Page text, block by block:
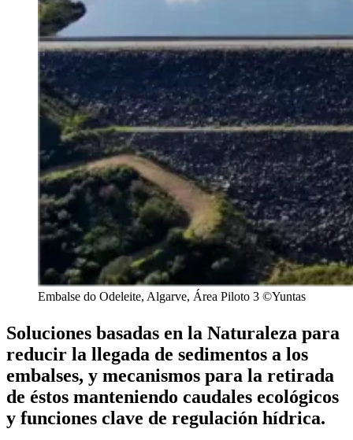
Embalse do Odeleite, Algarve, Área Piloto 3 ©Yuntas
Soluciones basadas en la Naturaleza para
reducir la llegada de sedimentos a los
embalses, y mecanismos para la retirada
de éstos manteniendo caudales ecológicos
y funciones clave de regulación hídrica.